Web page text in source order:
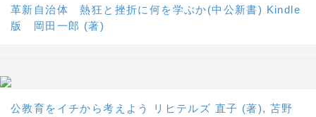
革新自治体 熱狂と挫折に何を学ぶか(中公新書) Kindle
版 岡田一郎 (著)
公教育をイチから考えよう リヒテルズ 直子 (著), 苫野